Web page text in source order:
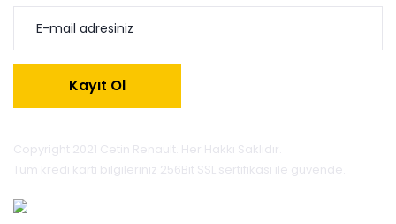
Kayıt Ol
Copyright 2021 Cetin Renault. Her Hakkı Saklıdır.
Tüm kredi kartı bilgileriniz 256Bit SSL sertifikası ile güvende.